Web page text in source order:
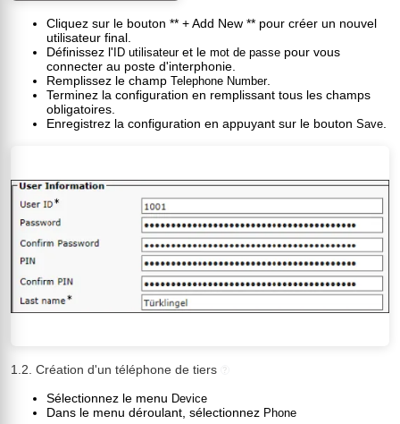
Cliquez sur le bouton ** + Add New ** pour créer un nouvel
utilisateur final.
Définissez l' ID utilisateuret lemot de passe pour vous
connecter au poste d'interphonie.
Remplissez le champTelephone Number.
Terminez la configuration en remplissant tous les champs
obligatoires.
Enregistrez la configuration en appuyant sur le boutonSave.
1.2. Création d'un téléphone de tiers
Sélectionnez le menu Device
Dans le menu déroulant, sélectionnez Phone